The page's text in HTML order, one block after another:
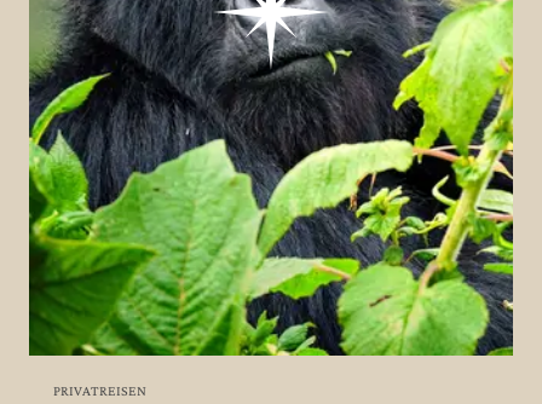
PRIVATREISEN